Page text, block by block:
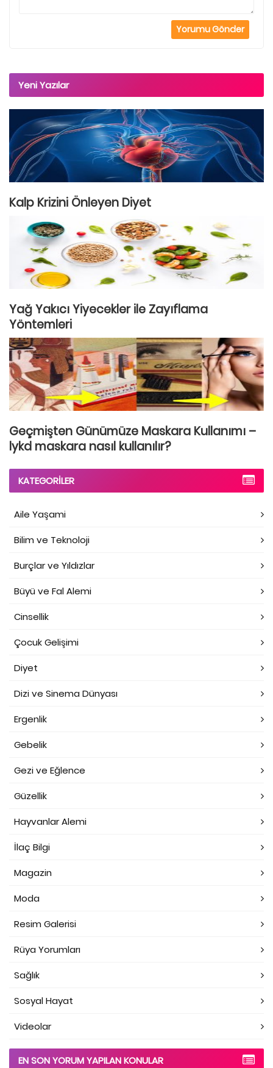
Yeni Yazılar
Kalp Krizini Önleyen Diyet
Yağ Yakıcı Yiyecekler ile Zayıflama
Yöntemleri
Geçmişten Günümüze Maskara Kullanımı –
lykd maskara nasıl kullanılır?
KATEGORILER
Aile Yaşami
Bilim ve Teknoloji
Burçlar ve Yıldızlar
Büyü ve Fal Alemi
Cinsellik
Çocuk Gelişimi
Diyet
Dizi ve Sinema Dünyası
Ergenlik
Gebelik
Gezi ve Eğlence
Güzellik
Hayvanlar Alemi
İlaç Bilgi
Magazin
Moda
Resim Galerisi
Rüya Yorumları
Sağlık
Sosyal Hayat
Videolar
EN SON YORUM YAPILAN KONULAR